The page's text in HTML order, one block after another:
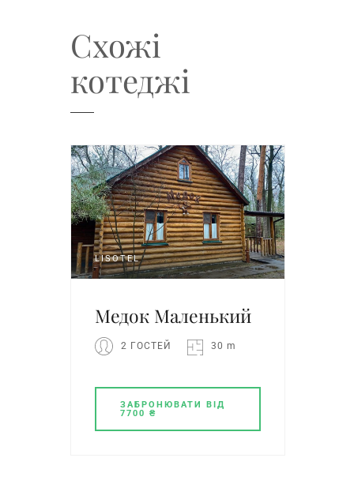
Схожі
котеджі
LISOTEL
Медок Маленький
2 ГОСТЕЙ 30 m
ЗАБРОНЮВАТИ ВІД
7700 ₴